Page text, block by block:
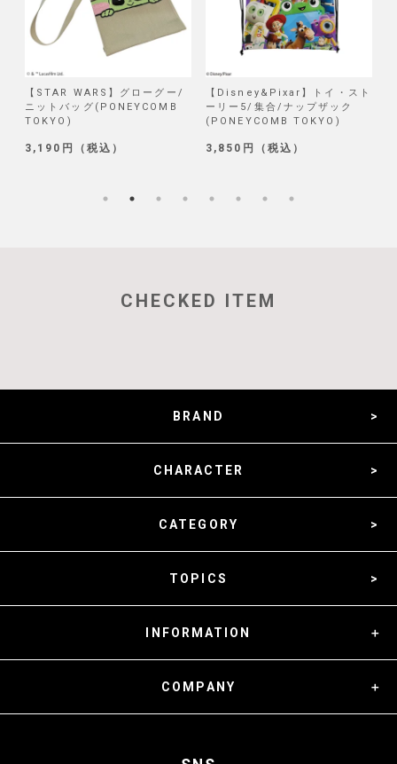
【STAR WARS】グローグー/
ニットバッグ(PONEYCOMB
TOKYO)
3,190円（税込）
【Disney&Pixar】トイ・スト
ーリー5/集合/ナップザック
(PONEYCOMB TOKYO)
3,850円（税込）
CHECKED ITEM
BRAND
CHARACTER
CATEGORY
TOPICS
INFORMATION
COMPANY